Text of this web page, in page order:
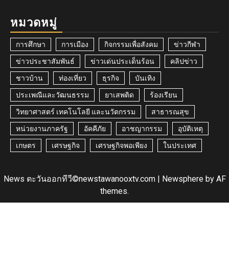
หมวดหมู่
การศึกษา การเมือง กิจกรรมเพื่อสังคม ข่าวกีฬา
ข่าวประชาสัมพันธ์ ข่าวเด่นประเด็นร้อน คลิปข่าว
ชาวบ้าน ท่องเที่ยว ธุรกิจ บันเทิง
ประเพณีและวัฒนธรรม ยาเสพติด ร้องเรียน
วิทยาศาสตร์ เทคโนโลยี และนวัตกรรม สาธารณสุข
หน่วยงานภาครัฐ อัคคีภัย อาชญากรรม อุบัติเหตุ
เกษตร เศรษฐกิจ เศรษฐกิจพอเพียง ในประเทศ
News ตะวันออกทีวี©newstawanooxtv.com | Newsphereby AF
themes.